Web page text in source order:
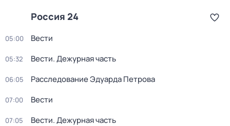
Россия 24
05:00 Вести
05:32 Вести. Дежурная часть
06:05 Расследование Эдуарда Петрова
07:00 Вести
07:05 Вести. Дежурная часть